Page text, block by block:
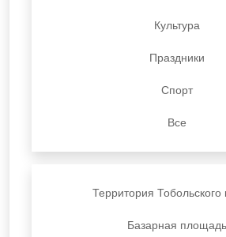
Культура
Праздники
Спорт
Все
Территория Тобольского
Базарная площадь